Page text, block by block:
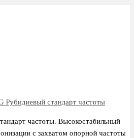
Рубидиевый стандарт частоты
частоты. Высокостабильный
с захватом опорной частоты